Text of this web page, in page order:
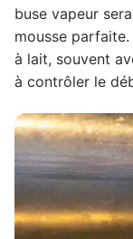
buse vapeur
mousse
à lait, souvent
à contrôler le